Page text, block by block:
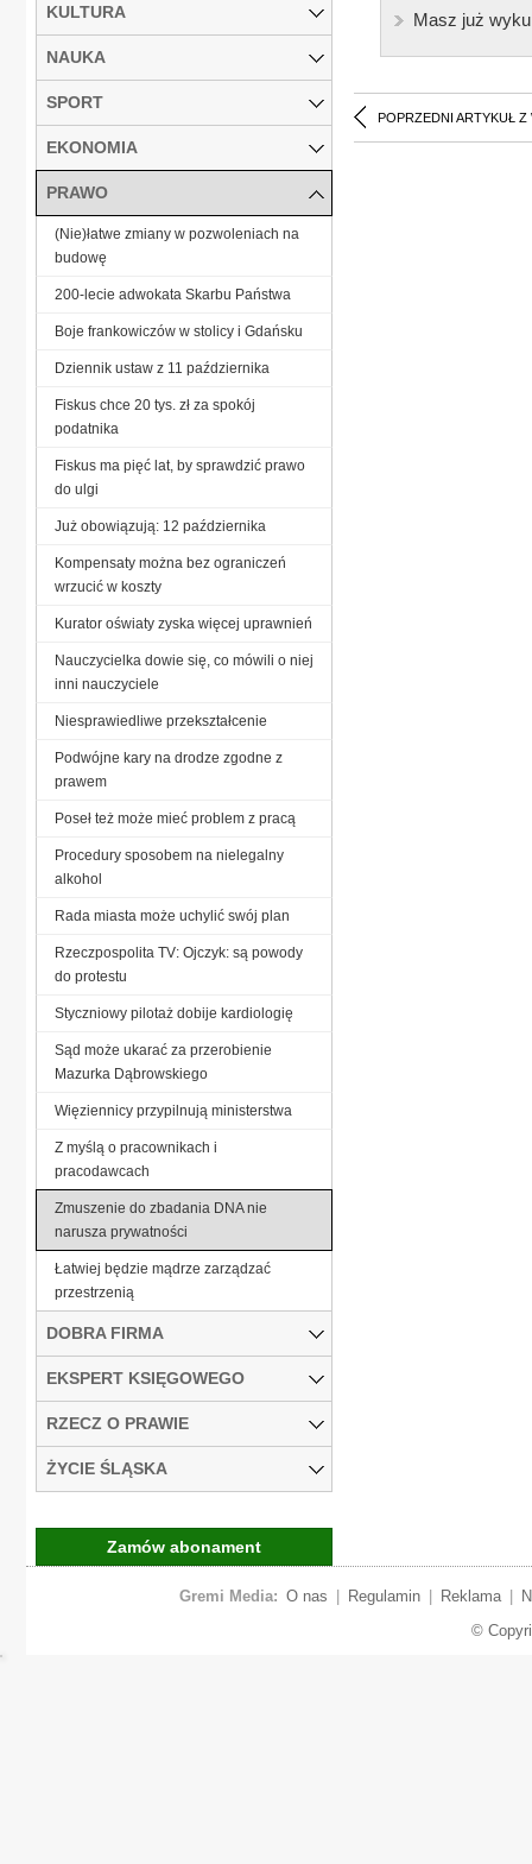
Masz już
POPRZEDNI ARTYKUŁ Z
KULTURA
NAUKA
SPORT
EKONOMIA
PRAWO
(Nie)łatwe zmiany w pozwoleniach na
budowę
200-lecie adwokata Skarbu Państwa
Boje frankowiczów w stolicy i Gdańsku
Dziennik ustaw z 11 października
Fiskus chce 20 tys. zł za spokój
podatnika
Fiskus ma pięć lat, by sprawdzić prawo
do ulgi
Już obowiązują: 12 października
Kompensaty można bez ograniczeń
wrzucić w koszty
Kurator oświaty zyska więcej uprawnień
Nauczycielka dowie się, co mówili o niej
inni nauczyciele
Niesprawiedliwe przekształcenie
Podwójne kary na drodze zgodne z
prawem
Poseł też może mieć problem z pracą
Procedury sposobem na nielegalny
alkohol
Rada miasta może uchylić swój plan
Rzeczpospolita TV: Ojczyk: są powody
do protestu
Styczniowy pilotaż dobije kardiologię
Sąd może ukarać za przerobienie
Mazurka Dąbrowskiego
Więziennicy przypilnują ministerstwa
Z myślą o pracownikach i
pracodawcach
Zmuszenie do zbadania DNA nie
narusza prywatności
Łatwiej będzie mądrze zarządzać
przestrzenią
DOBRA FIRMA
EKSPERT KSIĘGOWEGO
RZECZ O PRAWIE
ŻYCIE ŚLĄSKA
Zamów abonament
Gremi Media: O nas Regulamin Reklama
©